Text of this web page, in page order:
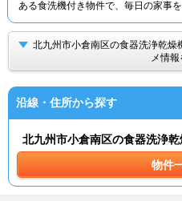
ある食洗機付き物件で、毎日の家事
北九州市小倉南区の食器洗浄乾燥
メ情
沿線・住所から探す
北九州市小倉南区の食器洗浄
物件